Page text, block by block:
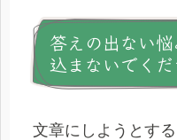
答えの出ない
込まないでく
文章にしようとす